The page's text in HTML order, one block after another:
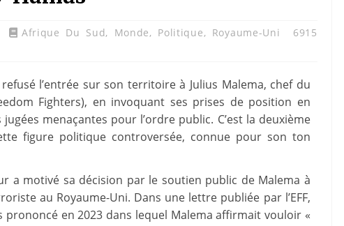
Afrique Du Sud, Monde, Politique, Royaume-Uni
6915
l’entrée sur son territoire à Julius Malema, chef du
Fighters), en invoquant ses prises de position en
menaçantes pour l’ordre public. C’est la deuxième
figure politique controversée, connue pour son ton
a motivé sa décision par le soutien public de Malema à
au Royaume-Uni. Dans une lettre publiée par l’EFF,
en 2023 dans lequel Malema affirmait vouloir «